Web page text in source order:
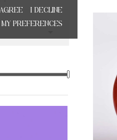
I DECLINE
PREFERENCES